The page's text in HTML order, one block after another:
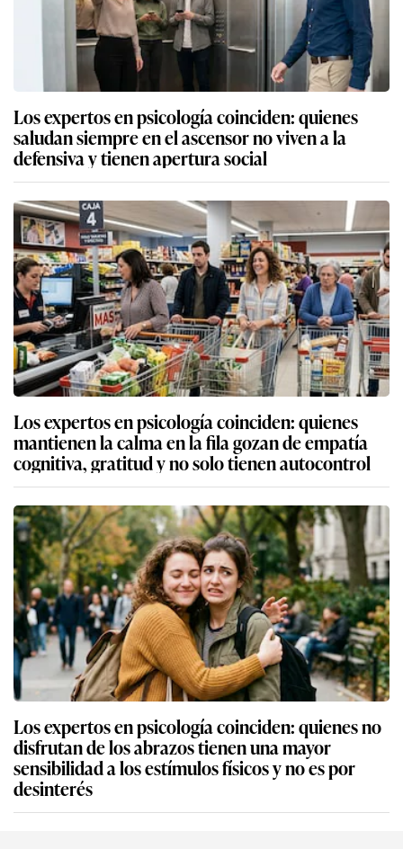
Los expertos en psicología coinciden: quienes
saludan siempre en el ascensor no viven a la
defensiva y tienen apertura social
Los expertos en psicología coinciden: quienes
mantienen la calma en la fila gozan de empatía
cognitiva, gratitud y no solo tienen autocontrol
Los expertos en psicología coinciden: quienes no
disfrutan de los abrazos tienen una mayor
sensibilidad a los estímulos físicos y no es por
desinterés